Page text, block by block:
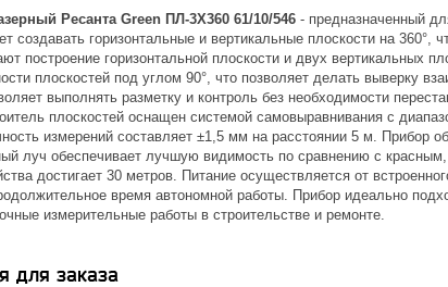
Ресанта Green ПЛ-3Х360 61/10/546 - предназначенный
создавать горизонтальные и вертикальные плоскости на
построение горизонтальной плоскости и двух вертикальных
плоскостей под углом 90°, что позволяет делать выверку
выполнять разметку и контроль без необходимости
плоскостей оснащен системой самовыравнивания с
измерений составляет ±1,5 мм на расстоянии 5 м.
луч обеспечивает лучшую видимость по сравнению с
достигает 30 метров. Питание осуществляется от
время автономной работы. Прибор идеально
измерительные работы в строительстве и ремонте.
для заказа